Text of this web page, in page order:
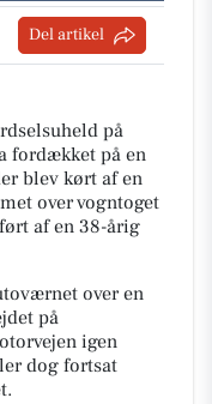
Del artikel
på
fordækket på en
blev kørt af en
over vogntoget
af en 38-årig
over en
på
igen
dog fortsat